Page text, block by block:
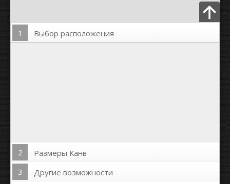
Загрузить Фото
1 Выбор расположения
2
Размеры Канв
3
Другие возможности